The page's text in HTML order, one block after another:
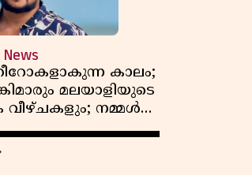
News
കാലം;
മലയാളിയുടെ
വീഴ്ചകളും; നമ്മൾ
പോകുന്നത്